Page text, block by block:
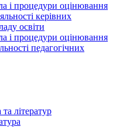
і процедури оцінювання
керівних
освіти
і процедури оцінювання
педагогічних
літератур